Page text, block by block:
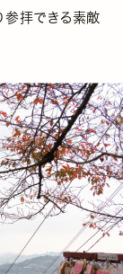
参拝できる素敵